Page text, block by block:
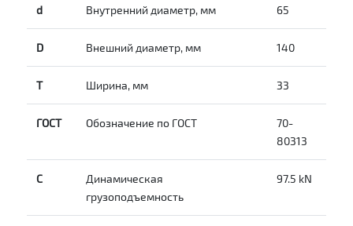
d Внутренний диаметр, мм 65
D Внешний диаметр, мм 140
T Ширина, мм 33
ГОСТ Обозначение по ГОСТ
70-
80313
C
Динамическая
грузоподъемность
97.5 kN